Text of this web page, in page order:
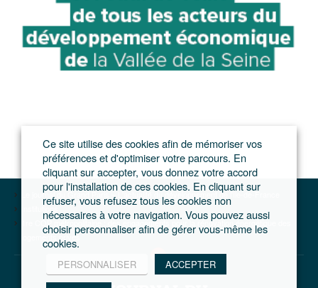
Le journal du Grand Paris – L'actualité du développement de l'Ile-de-France
Institutions
1re COP métropolitaine : des engagements pour la rénovation énergétique des
logements privés
Ce site utilise des cookies afin de mémoriser vos
préférences et d'optimiser votre parcours. En
cliquant sur accepter, vous donnez votre accord
pour l'installation de ces cookies. En cliquant sur
refuser, vous refusez tous les cookies non
nécessaires à votre navigation. Vous pouvez aussi
choisir personnaliser afin de gérer vous-même les
cookies.
PERSONNALISER ACCEPTER